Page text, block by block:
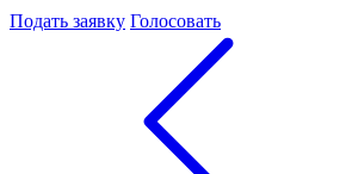
Подать заявку Голосовать